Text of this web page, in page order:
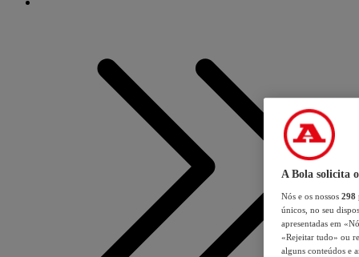
A Bola solicita
Nós e os nossos 298
únicos, no seu
apresentadas em
«Rejeitar tudo» ou
alguns conteúdos e